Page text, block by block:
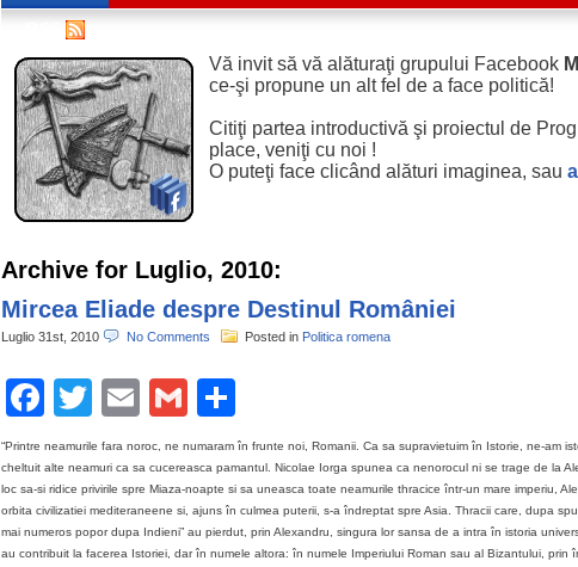
Vă invit să vă alăturaţi grupului Facebook
ce-şi propune un alt fel de a face politică!
Citiţi partea introductivă şi proiectul de
place, veniţi cu noi !
O puteţi face clicând alături imaginea, sau
Archive for Luglio, 2010:
Mircea Eliade despre Destinul României
Luglio 31st, 2010 No Comments Posted in Politica romena
Facebook
TwitterEmailGmail
“Printre neamurile fara noroc, ne numaram în frunte noi, Romanii. Ca sa supravietuim în Istorie, ne-am
cheltuit alte neamuri ca sa cucereasca pamantul. Nicolae Iorga spunea ca nenorocul ni se trage de la
loc sa-si ridice privirile spre Miaza-noapte si sa uneasca toate neamurile thracice într-un mare imperiu,
orbita civilizatiei mediteraneene si, ajuns în culmea puterii, s-a îndreptat spre Asia. Thracii care, dupa
mai numeros popor dupa Indieni” au pierdut, prin Alexandru, singura lor sansa de a intra în istoria
au contribuit la facerea Istoriei, dar în numele altora: în numele Imperiului Roman sau al Bizantului, prin